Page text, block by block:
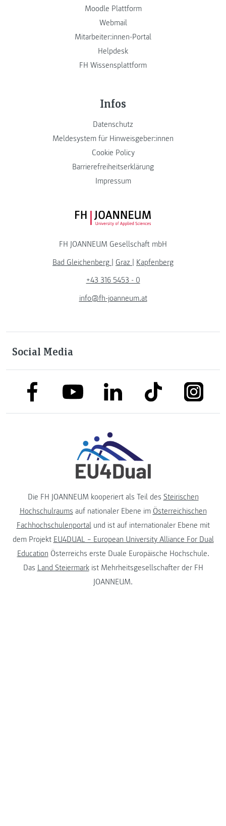
Moodle Plattform
Webmail
Mitarbeiter:innen-Portal
Helpdesk
FH Wissensplattform
Infos
Datenschutz
Meldesystem für Hinweisgeber:innen
Cookie Policy
Barrierefreiheitserklärung
Impressum
FH JOANNEUM Logo
FH JOANNEUM Gesellschaft mbH
Bad Gleichenberg | Graz | Kapfenberg
+43 316 5453 - 0
info@fh-joanneum.at
Social Media
link to facebooklink to youtubelink to linkedinlink to tiktok link to
Die FH JOANNEUM kooperiert als Teil des Steirischen
Hochschulraums auf nationaler Ebene im Österreichischen
Fachhochschulenportalund ist auf internationaler Ebene mit
dem Projekt EU4DUAL – European University Alliance For Dual
Education Österreichs erste Duale Europäische Hochschule.
Das Land Steiermarkist Mehrheitsgesellschafter der FH
JOANNEUM.